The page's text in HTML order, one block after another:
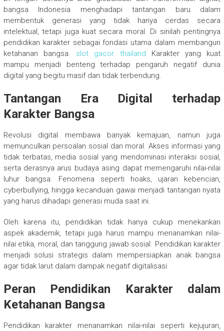
bangsa Indonesia menghadapi tantangan baru dalam
membentuk generasi yang tidak hanya cerdas secara
intelektual, tetapi juga kuat secara moral. Di sinilah pentingnya
pendidikan karakter sebagai fondasi utama dalam membangun
ketahanan bangsa. slot gacor thailand Karakter yang kuat
mampu menjadi benteng terhadap pengaruh negatif dunia
digital yang begitu masif dan tidak terbendung.
Tantangan Era Digital terhadap
Karakter Bangsa
Revolusi digital membawa banyak kemajuan, namun juga
memunculkan persoalan sosial dan moral. Akses informasi yang
tidak terbatas, media sosial yang mendominasi interaksi sosial,
serta derasnya arus budaya asing dapat memengaruhi nilai-nilai
luhur bangsa. Fenomena seperti hoaks, ujaran kebencian,
cyberbullying, hingga kecanduan gawai menjadi tantangan nyata
yang harus dihadapi generasi muda saat ini.
Oleh karena itu, pendidikan tidak hanya cukup menekankan
aspek akademik, tetapi juga harus mampu menanamkan nilai-
nilai etika, moral, dan tanggung jawab sosial. Pendidikan karakter
menjadi solusi strategis dalam mempersiapkan anak bangsa
agar tidak larut dalam dampak negatif digitalisasi.
Peran Pendidikan Karakter dalam
Ketahanan Bangsa
Pendidikan karakter menanamkan nilai-nilai seperti kejujuran,